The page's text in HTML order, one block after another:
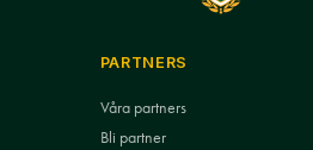
PARTNERS
Våra partners
Bli partner